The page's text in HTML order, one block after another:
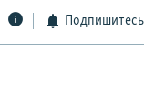
Подпишитесь